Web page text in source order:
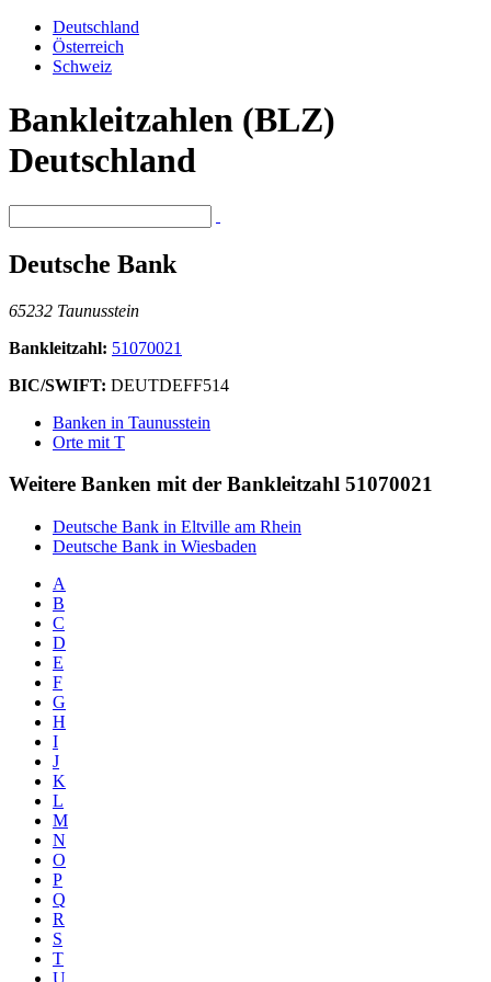
Deutschland
Österreich
Schweiz
Bankleitzahlen (BLZ)
Deutschland
Deutsche Bank
65232 Taunusstein
Bankleitzahl: 51070021
BIC/SWIFT: DEUTDEFF514
Banken in Taunusstein
Orte mit T
Weitere Banken mit der Bankleitzahl 51070021
Deutsche Bank in Eltville am Rhein
Deutsche Bank in Wiesbaden
A
B
C
D
E
F
G
H
I
J
K
L
M
N
O
P
Q
R
S
T